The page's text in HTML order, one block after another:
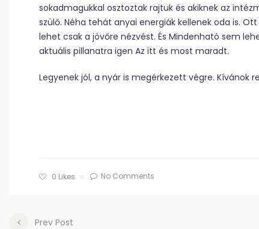
sokadmagukkal osztoztak rajtuk és akiknek az
szülő. Néha tehát anyai energiák kellenek oda is.
lehet csak a jövőre nézvést. És Mindenható sem
aktuális pillanatra igen Az itt és most maradt.
Legyenek jól, a nyár is megérkezett végre.
0 Likes No Comments
Prev Post